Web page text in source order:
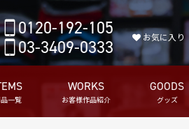
一覧
WORKS
お客様作品紹介
GOODS
グッズ
0120-192-105
03-3409-0333 お気に入り